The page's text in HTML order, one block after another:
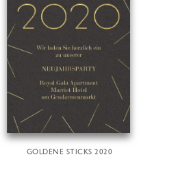
GOLDENE STICKS 2020